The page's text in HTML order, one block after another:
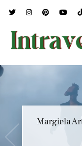
Marc